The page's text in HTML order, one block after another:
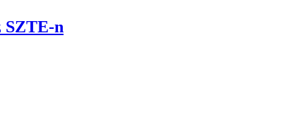
SZTE-n